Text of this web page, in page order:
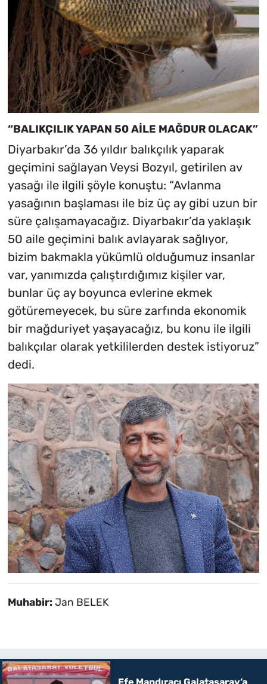
“BALIKÇILIK YAPAN 50 AİLE MAĞDUR OLACAK”
Diyarbakır’da 36 yıldır balıkçılık yaparak
geçimini sağlayan Veysi Bozyıl, getirilen av
yasağı ile ilgili şöyle konuştu: “Avlanma
yasağının başlaması ile biz üç ay gibi uzun bir
süre çalışamayacağız. Diyarbakır’da yaklaşık
50 aile geçimini balık avlayarak sağlıyor,
bizim bakmakla yükümlü olduğumuz insanlar
var, yanımızda çalıştırdığımız kişiler var,
bunlar üç ay boyunca evlerine ekmek
götüremeyecek, bu süre zarfında ekonomik
bir mağduriyet yaşayacağız, bu konu ile ilgili
balıkçılar olarak yetkililerden destek istiyoruz”
dedi.
Muhabir: Jan BELEK
Efe Mandıracı Galatasaray’a